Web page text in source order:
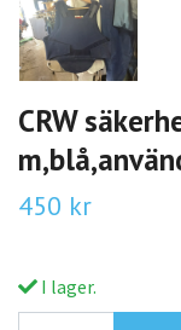
CRW
450 kr
I lager.